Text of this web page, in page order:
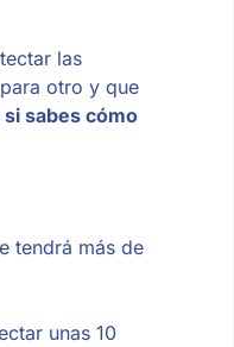
las
otro y que
sabes cómo
tendrá más de
unas 10